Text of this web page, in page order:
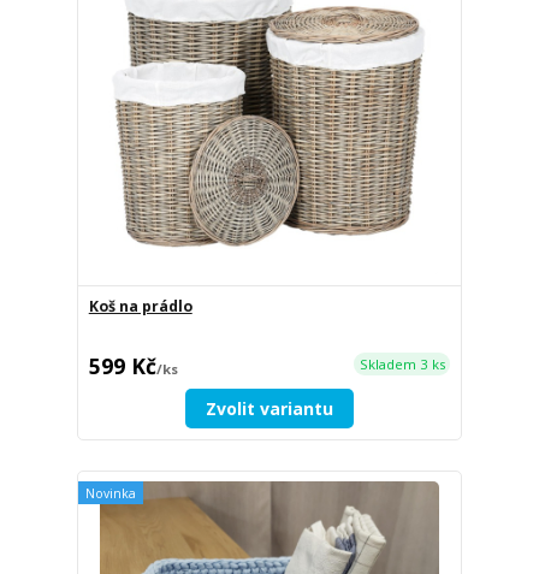
Koš na prádlo
599 Kč/ks Skladem 3 ks
Zvolit variantu
Novinka